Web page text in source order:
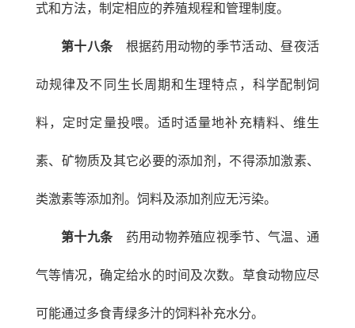
式和方法，制定相应的养殖规程和管理制度。
第十八条根据药用动物的季节活动、昼夜活
动规律及不同生长周期和生理特点，科学配制饲
料，定时定量投喂。适时适量地补充精料、维生
素、矿物质及其它必要的添加剂，不得添加激素、
类激素等添加剂。饲料及添加剂应无污染。
第十九条药用动物养殖应视季节、气温、通
气等情况，确定给水的时间及次数。草食动物应尽
可能通过多食青绿多汁的饲料补充水分。